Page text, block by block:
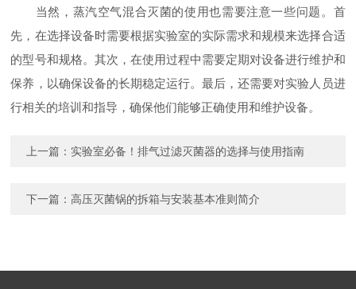
当然，蒸汽空气混合灭菌的使用也需要注意一些问题。首
先，在选择设备时需要根据实验室的实际需求和规模来选择合适
的型号和规格。其次，在使用过程中需要定期对设备进行维护和
保养，以确保设备的长期稳定运行。最后，还需要对实验人员进
行相关的培训和指导，确保他们能够正确使用和维护设备。
上一篇： 实验室必备！排气过滤灭菌器的选择与使用指南
下一篇：高压灭菌锅的拆箱与安装基本准则简介